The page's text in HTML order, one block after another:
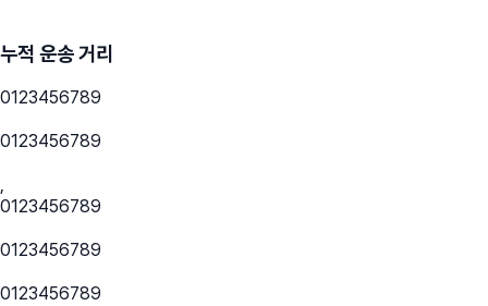
누적 운송 거리
0123456789
0123456789
,
0123456789
0123456789
0123456789